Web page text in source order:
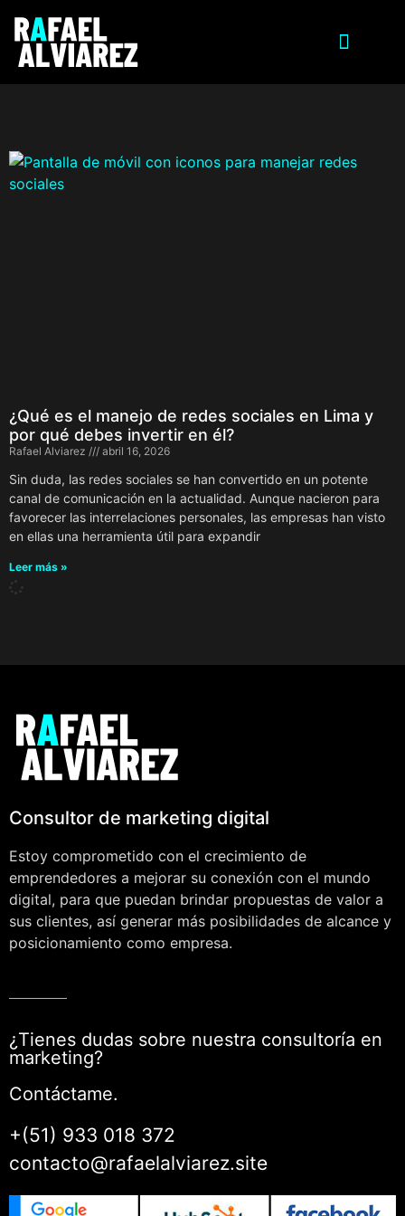
¿Qué es el manejo de redes sociales en Lima y
por qué debes invertir en él?
Rafael Alviarez abril 16, 2026
Sin duda, las redes sociales se han convertido en un potente
canal de comunicación en la actualidad. Aunque nacieron para
favorecer las interrelaciones personales, las empresas han visto
en ellas una herramienta útil para expandir
Leer más »
Consultor de marketing digital
Estoy comprometido con el crecimiento de
emprendedores a mejorar su conexión con el mundo
digital, para que puedan brindar propuestas de valor a
sus clientes, así generar más posibilidades de alcance y
posicionamiento como empresa.
¿Tienes dudas sobre nuestra consultoría en
marketing?
Contáctame.
+(51) 933 018 372
contacto@rafaelalviarez.site